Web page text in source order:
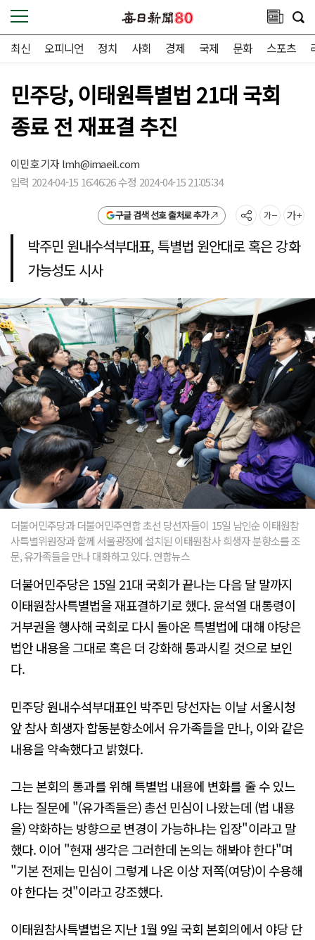
최신 오피니언 정치 사회 경제 국제 문화 스포츠
민주당, 이태원특별법 21대 국회
종료 전 재표결 추진
이민호 기자lmh@imaeil.com
입력 2024-04-15 16:46:26 수정 2024-04-15 21:05:34
구글 검색 선호 출처로 추가
박주민 원내수석부대표, 특별법 원안대로 혹은 강화
가능성도 시사
더불어민주당과 더불어민주연합 초선 당선자들이 15일 남인순 이태원참
사특별위원장과 함께 서울광장에 설치된 이태원참사 희생자 분향소를 조
문, 유가족들을 만나 대화하고 있다. 연합뉴스
더불어민주당은 15일 21대 국회가 끝나는 다음 달 말까지
이태원참사특별법을 재표결하기로 했다. 윤석열 대통령이
거부권을 행사해 국회로 다시 돌아온 특별법에 대해 야당은
법안 내용을 그대로 혹은 더 강화해 통과시킬 것으로 보인
다.
민주당 원내수석부대표인 박주민 당선자는 이날 서울시청
앞 참사 희생자 합동분향소에서 유가족들을 만나, 이와 같은
내용을 약속했다고 밝혔다.
그는 본회의 통과를 위해 특별법 내용에 변화를 줄 수 있느
냐는 질문에 "(유가족들은) 총선 민심이 나왔는데 (법 내용
을) 약화하는 방향으로 변경이 가능하냐는 입장"이라고 말
했다. 이어 "현재 생각은 그러한데 논의는 해봐야 한다"며
"기본 전제는 민심이 그렇게 나온 이상 저쪽(여당)이 수용해
야 한다는 것"이라고 강조했다.
이태원참사특별법은 지난 1월 9일 국회 본회의에서 야당 단